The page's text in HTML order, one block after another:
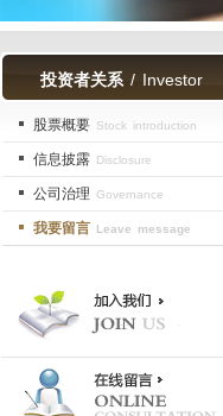
投资者关系/ Investor
股票概要 Stock introduction
信息披露 Disclosure
公司治理 Governance
我要留言 Leave message